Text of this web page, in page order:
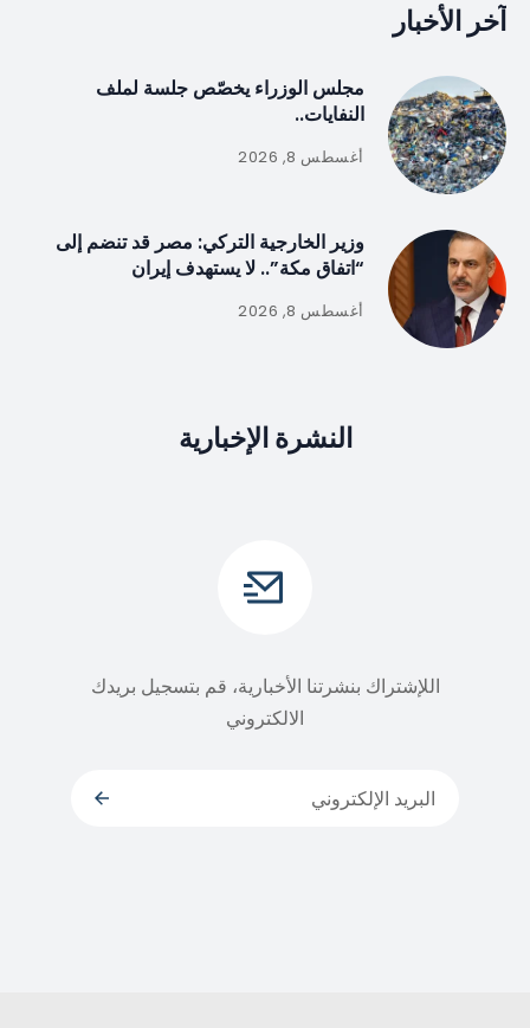
آخر الأخبار
مجلس الوزراء يخصّص جلسة لملف
النفايات..
أغسطس 8, 2026
وزير الخارجية التركي: مصر قد تنضم إلى
“اتفاق مكة”.. لا يستهدف إيران
أغسطس 8, 2026
النشرة الإخبارية
اللإشتراك بنشرتنا الأخبارية، قم بتسجيل بريدك
الالكتروني